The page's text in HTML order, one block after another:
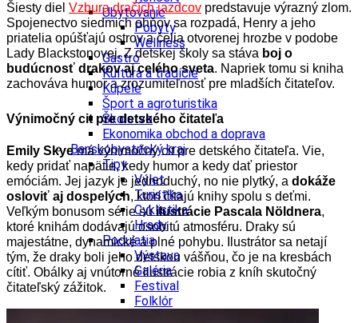
Ubytovanie
Pobyty
Wellness
Gastro
Kultúra a tradície
Kúpele
Šport a agroturistika
Školstvo
Ekonomika obchod a doprava
Banskobystrický kraj
Tipy
Výlet
Turistika
Cyklistika
Hrady
Podujatia
Výstava
Galéria
Festival
Folklór
Šiesty diel Vzbura dračích jazdcov predstavuje výrazný zlom.
Spojenectvo siedmich ohňov sa rozpadá, Henry a jeho
priatelia opúšťajú ostrov a čelia otvorenej hrozbe v podobe
Lady Blackstonovej. Z detskej školy sa stáva boj o
budúcnosť drakov aj celého sveta. Napriek tomu si kniha
zachováva humor a zrozumiteľnosť pre mladších čitateľov.
Výnimočný cit pre detského čitateľa
Emily Skyemá výnimočný cit pre detského čitateľa. Vie,
kedy pridať napätie, kedy humor a kedy dať priestor
emóciám. Jej jazyk je jednoduchý, no nie plytký, a dokáže
osloviť aj dospelých, ktorí čítajú knihy spolu s deťmi.
Veľkým bonusom série súilustrácie Pascala Nöldnera,
ktoré knihám dodávajú osobitú atmosféru. Draky sú
majestátne, dynamické a plné pohybu. Ilustrátor sa netají
tým, že draky boli jeho detskou vášňou, čo je na kresbách
cítiť. Obálky aj vnútorné ilustrácie robia z kníh skutočný
čitateľský zážitok.